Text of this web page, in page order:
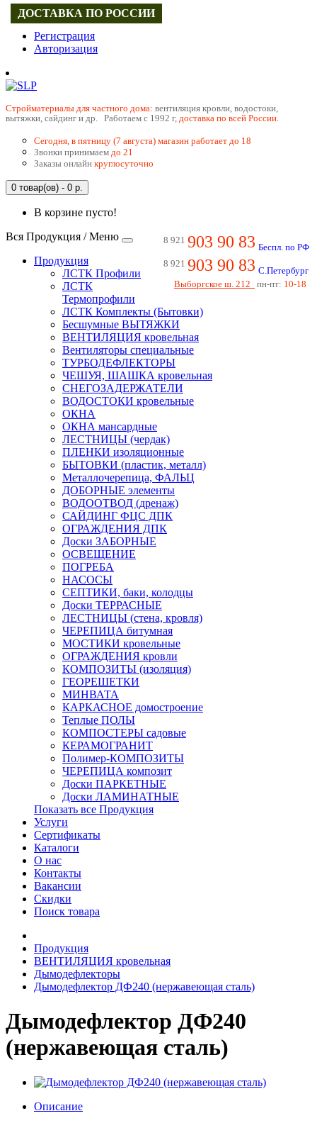
Регистрация
Авторизация
Cтройматериалы для частного дома: вентиляция кровли, водостоки,
вытяжки, сайдинг и др. Работаем с 1992 г, доставка по всей России.
Сегодня, в пятницу (7 августа) магазин работает до 18
Звонки принимаем до 21
Заказы онлайн круглосуточно
0 товар(ов) - 0 р.
В корзине пусто!
8 921 903 90 83 Беспл. по РФ
8 921 903 90 83 С.Петербург
Выборгское ш. 212
пн-пт: 10-18
Вся Продукция / Меню
Продукция
ЛСТК Профили
ЛСТК
Термопрофили
ЛСТК Комплекты (Бытовки)
Бесшумные ВЫТЯЖКИ
ВЕНТИЛЯЦИЯ кровельная
Вентиляторы специальные
ТУРБОДЕФЛЕКТОРЫ
ЧЕШУЯ, ШАШКА кровельная
СНЕГОЗАДЕРЖАТЕЛИ
ВОДОСТОКИ кровельные
ОКНА
ОКНА мансардные
ЛЕСТНИЦЫ (чердак)
ПЛЕНКИ изоляционные
БЫТОВКИ (пластик, металл)
Металлочерепица, ФАЛЬЦ
ДОБОРНЫЕ элементы
ВОДООТВОД (дренаж)
САЙДИНГ ФЦС ДПК
ОГРАЖДЕНИЯ ДПК
Доски ЗАБОРНЫЕ
ОСВЕЩЕНИЕ
ПОГРЕБА
НАСОСЫ
СЕПТИКИ, баки, колодцы
Доски ТЕРРАСНЫЕ
ЛЕСТНИЦЫ (стена, кровля)
ЧЕРЕПИЦА битумная
МОСТИКИ кровельные
ОГРАЖДЕНИЯ кровли
КОМПОЗИТЫ (изоляция)
ГЕОРЕШЕТКИ
МИНВАТА
КАРКАСНОЕ домостроение
Теплые ПОЛЫ
КОМПОСТЕРЫ садовые
КЕРАМОГРАНИТ
Полимер-КОМПОЗИТЫ
ЧЕРЕПИЦА композит
Доски ПАРКЕТНЫЕ
Доски ЛАМИНАТНЫЕ
Показать все Продукция
Услуги
Сертификаты
Каталоги
О нас
Контакты
Вакансии
Скидки
Поиск товара
Продукция
ВЕНТИЛЯЦИЯ кровельная
Дымодефлекторы
Дымодефлектор ДФ240 (нержавеющая сталь)
Дымодефлектор ДФ240
(нержавеющая сталь)
ДОСТАВКА ПО РОССИИ
Описание